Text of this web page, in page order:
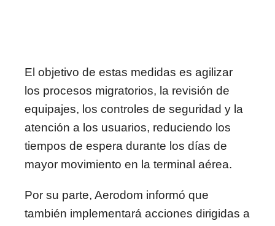
El objetivo de estas medidas es agilizar
los procesos migratorios, la revisión de
equipajes, los controles de seguridad y la
atención a los usuarios, reduciendo los
tiempos de espera durante los días de
mayor movimiento en la terminal aérea.
Por su parte, Aerodom informó que
también implementará acciones dirigidas a